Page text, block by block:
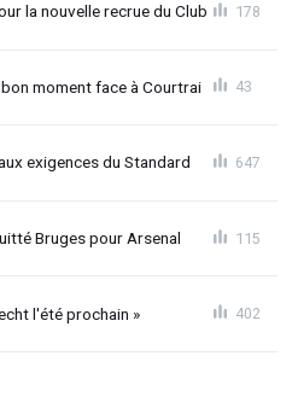
la nouvelle recrue du Club 178
moment face à Courtrai 43
exigences du Standard 647
Bruges pour Arsenal 115
l'été prochain » 402